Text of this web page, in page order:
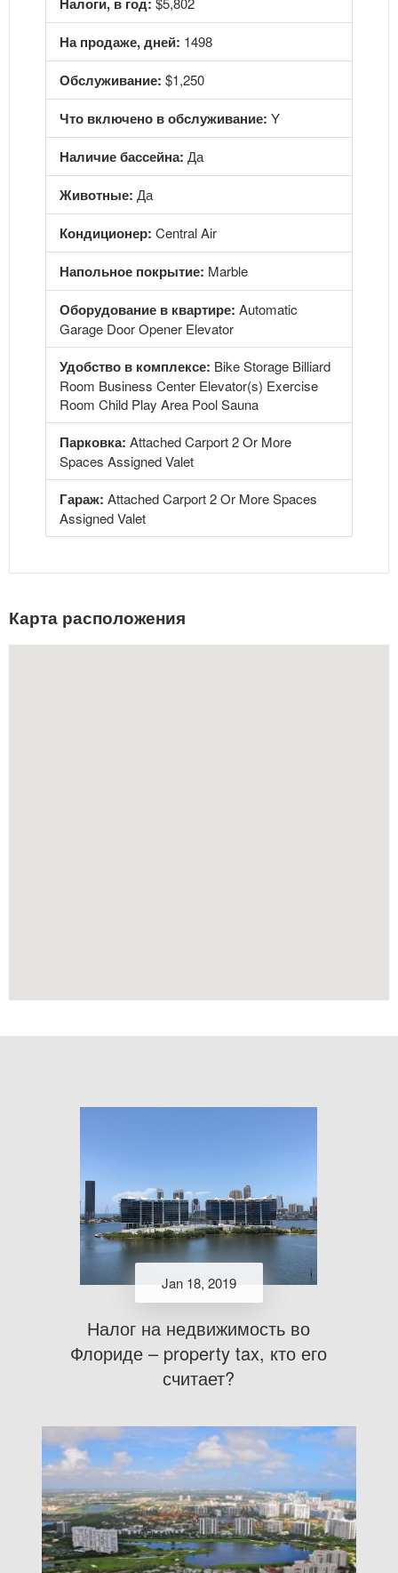
На продаже, дней: 1498
Обслуживание: $1,250
Что включено в обслуживание: Y
Наличие бассейна: Да
Животные: Да
Кондиционер: Central Air
Напольное покрытие: Marble
Оборудование в квартире: Automatic
Garage Door Opener Elevator
Удобство в комплексе: Bike Storage Billiard
Room Business Center Elevator(s) Exercise
Room Child Play Area Pool Sauna
Парковка: Attached Carport 2 Or More
Spaces Assigned Valet
Гараж: Attached Carport 2 Or More Spaces
Assigned Valet
Карта расположения
Jan 18, 2019
Налог на недвижимость во
Флориде – property tax, кто его
считает?